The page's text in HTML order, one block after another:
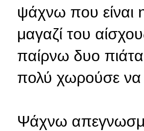
ψάχνω που είναι
μαγαζί του
παίρνω δυο
πολύ χωρούσε
Ψάχνω